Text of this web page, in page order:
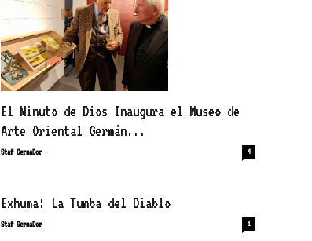
El Minuto de Dios Inaugura el Museo de
Arte Oriental Germán...
Staff GermaDor - 4
Exhuma: La Tumba del Diablo
Staff GermaDor - 1